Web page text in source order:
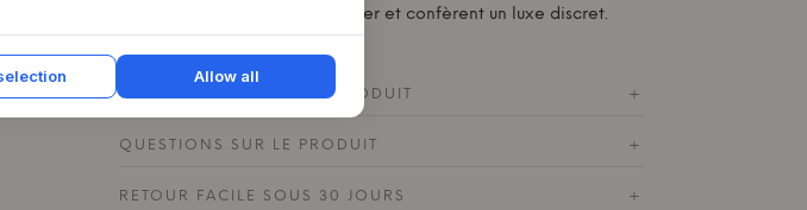
matité douce invitent au toucher et confèrent un luxe discret.
CARACTÉRISTIQUES DU PRODUIT +
QUESTIONS SUR LE PRODUIT +
RETOUR FACILE SOUS 30 JOURS +
Allow all